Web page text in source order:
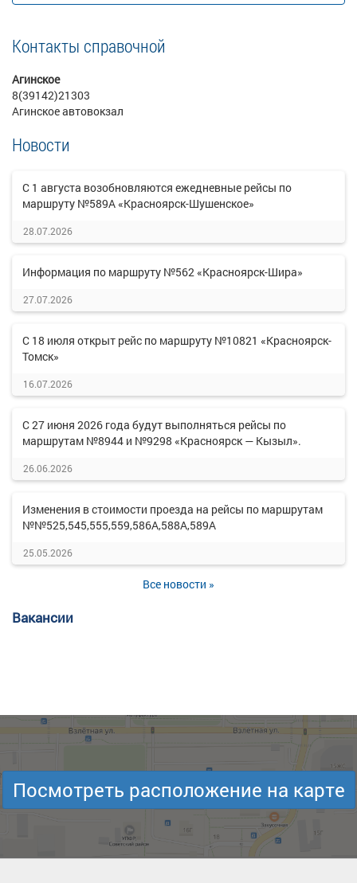
Контакты справочной
Агинское
8(39142)21303
Агинское автовокзал
Новости
С 1 августа возобновляются ежедневные рейсы по
маршруту №589А «Красноярск-Шушенское»
28.07.2026
Информация по маршруту №562 «Красноярск-Шира»
27.07.2026
С 18 июля открыт рейс по маршруту №10821 «Красноярск-
Томск»
16.07.2026
С 27 июня 2026 года будут выполняться рейсы по
маршрутам №8944 и №9298 «Красноярск — Кызыл».
26.06.2026
Изменения в стоимости проезда на рейсы по маршрутам
№№525,545,555,559,586А,588А,589А
25.05.2026
Все новости »
Вакансии
Посмотреть расположение на карте